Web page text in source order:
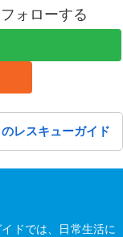
ォローする
レスキューガイド
ドでは、日常生活に